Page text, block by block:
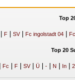
Top
F| SV| Fc ingolstadt 04|
Top 20
Fc F| SV| Ü| -| N In| 2